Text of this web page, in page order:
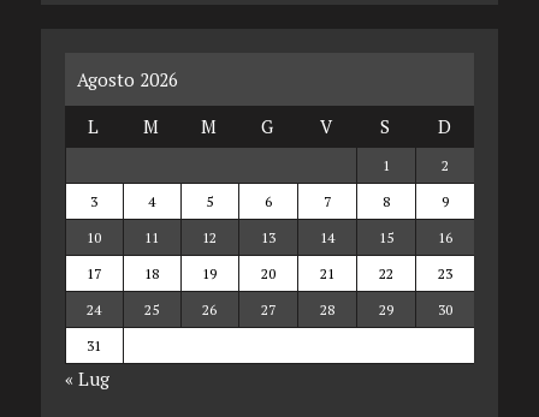
Agosto 2026
L
M M G V S D
1
2
3
4 5 6 7 8
9
10
11 12 13 14 15
16
17
18 19 20 21 22
23
24
25 26 27 28 29
30
31
« Lug